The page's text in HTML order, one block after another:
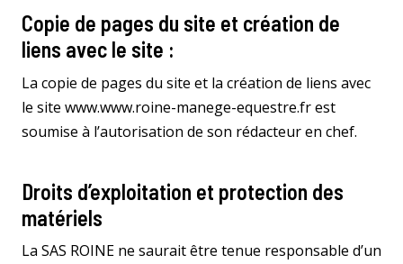
Copie de pages du site et création de
liens avec le site :
La copie de pages du site et la création de liens avec
le site www.www.roine-manege-equestre.fr est
soumise à l’autorisation de son rédacteur en chef.
Droits d’exploitation et protection des
matériels
La SAS ROINE ne saurait être tenue responsable d’un